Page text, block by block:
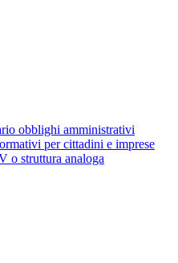
obblighi amministrativi
per cittadini e imprese
o struttura analoga